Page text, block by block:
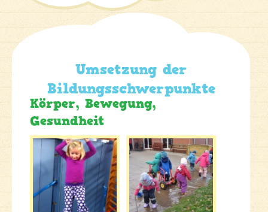
Umsetzung der
Bildungsschwerpunkte
Körper, Bewegung,
Gesundheit